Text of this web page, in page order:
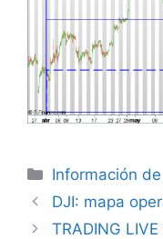
Categorías
Información
DJI: mapa
TRADING